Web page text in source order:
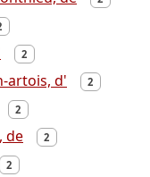
2
artois, d' 2
2
de 2
2